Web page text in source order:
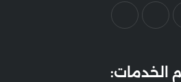
الخدمات: